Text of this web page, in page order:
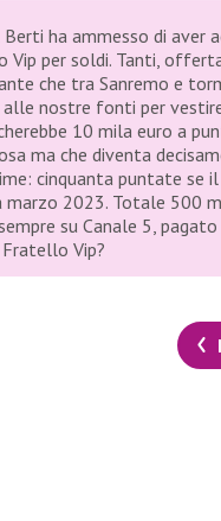
ha ammesso di aver
Vip per soldi. Tanti,
che tra Sanremo e
nostre fonti per
10 mila euro a
ma che diventa
cinquanta puntate se
marzo 2023. Totale 500
su Canale 5,
Fratello Vip?